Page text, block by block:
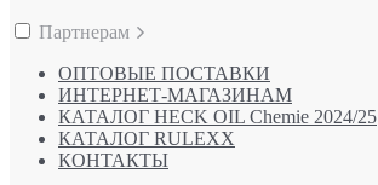
Партнерам
ОПТОВЫЕ ПОСТАВКИ
ИНТЕРНЕТ-МАГАЗИНАМ
КАТАЛОГ HECK OIL Chemie 2024/25
КАТАЛОГ RULEXX
КОНТАКТЫ